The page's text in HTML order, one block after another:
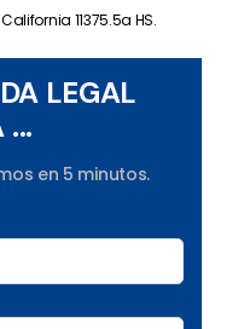
11375.5a HS.
LEGAL
...
en 5 minutos.